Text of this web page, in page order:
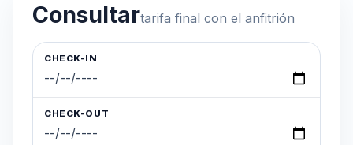
Consultartarifa final con el anfitrión
CHECK-IN
CHECK-OUT